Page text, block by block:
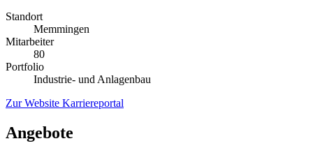
Standort
Memmingen
Mitarbeiter
80
Portfolio
Industrie- und Anlagenbau
Zur Website Karriereportal
Angebote